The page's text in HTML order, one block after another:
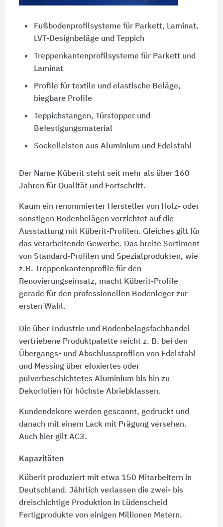
Fußbodenprofilsysteme für Parkett, Laminat,
LVT-Designbeläge und Teppich
Treppenkantenprofilsysteme für Parkett und
Laminat
Profile für textile und elastische Beläge,
biegbare Profile
Teppichstangen, Türstopper und
Befestigungsmaterial
Sockelleisten aus Aluminium und Edelstahl
Der Name Küberit steht seit mehr als über 160
Jahren für Qualität und Fortschritt.
Kaum ein renommierter Hersteller von Holz- oder
sonstigen Bodenbelägen verzichtet auf die
Ausstattung mit Küberit-Profilen. Gleiches gilt für
das verarbeitende Gewerbe. Das breite Sortiment
von Standard-Profilen und Spezialprodukten, wie
z.B. Treppenkantenprofile für den
Renovierungseinsatz, macht Küberit-Profile
gerade für den professionellen Bodenleger zur
ersten Wahl.
Die über Industrie und Bodenbelagsfachhandel
vertriebene Produktpalette reicht z. B. bei den
Übergangs- und Abschlussprofilen von Edelstahl
und Messing über eloxiertes oder
pulverbeschichtetes Aluminium bis hin zu
Dekorfolien für höchste Abriebklassen.
Kundendekore werden gescannt, gedruckt und
danach mit einem Lack mit Prägung versehen.
Auch hier gilt AC3.
Kapazitäten
Küberit produziert mit etwa 150 Mitarbeitern in
Deutschland. Jährlich verlassen die zwei- bis
dreischichtige Produktion in Lüdenscheid
Fertigprodukte von einigen Millionen Metern.